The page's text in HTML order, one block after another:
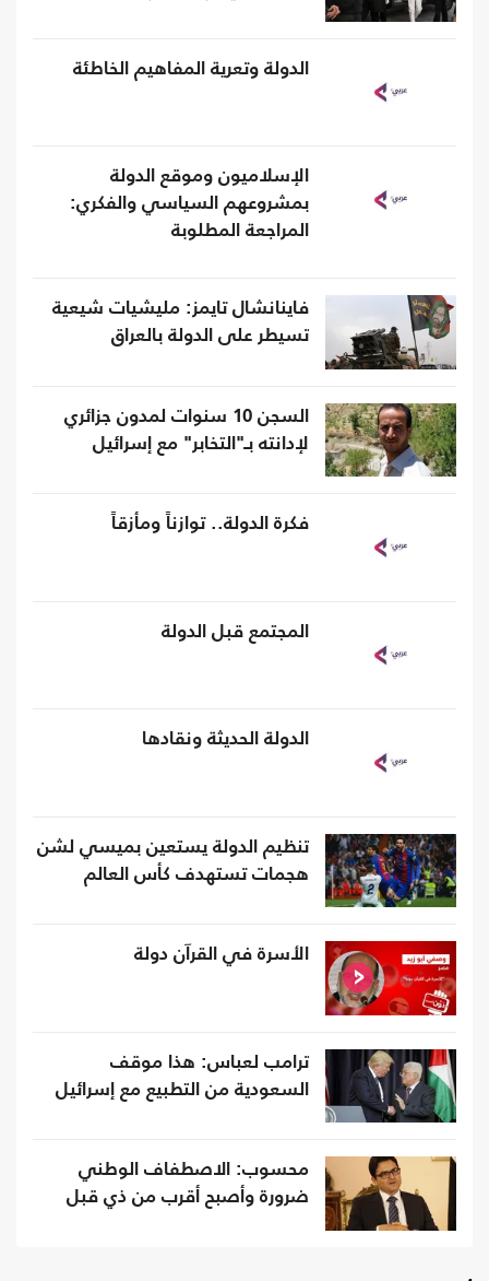
الدولة وتعرية المفاهيم الخاطئة
الإسلاميون وموقع الدولة
بمشروعهم السياسي والفكري:
المراجعة المطلوبة
فاينانشال تايمز: مليشيات شيعية
تسيطر على الدولة بالعراق
السجن 10 سنوات لمدون جزائري
لإدانته بـ"التخابر" مع إسرائيل
فكرة الدولة.. توازناً ومأزقاً
المجتمع قبل الدولة
الدولة الحديثة ونقادها
تنظيم الدولة يستعين بميسي لشن
هجمات تستهدف كأس العالم
الأسرة في القرآن دولة
ترامب لعباس: هذا موقف
السعودية من التطبيع مع إسرائيل
محسوب: الاصطفاف الوطني
ضرورة وأصبح أقرب من ذي قبل